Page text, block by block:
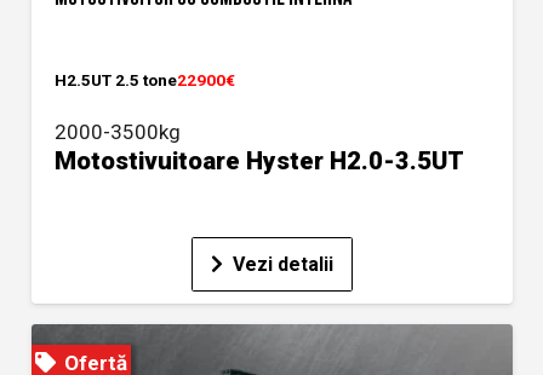
H2.5UT 2.5 tone22900€
2000-3500kg
Motostivuitoare Hyster H2.0-3.5UT
Vezi detalii
Ofertă